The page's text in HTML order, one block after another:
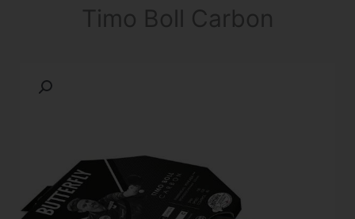
Timo Boll Carbon